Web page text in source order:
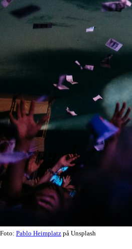
Foto: Pablo Heimplatz på Unsplash